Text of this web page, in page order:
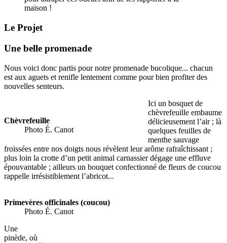
maison !
Le Projet
Une belle promenade
Nous voici donc partis pour notre promenade bucolique... chacun
est aux aguets et renifle lentement comme pour bien profiter des
nouvelles senteurs.
Chèvrefeuille
Photo É. Canot
Ici un bosquet de
chèvrefeuille embaume
délicieusement l’air ; là
quelques feuilles de
menthe sauvage
froissées entre nos doigts nous révèlent leur arôme rafraîchissant ;
plus loin la crotte d’un petit animal carnassier dégage une effluve
épouvantable ; ailleurs un bouquet confectionné de fleurs de coucou
rappelle irrésistiblement l’abricot...
Primevères officinales (coucou)
Photo É. Canot
Une
pinède, où